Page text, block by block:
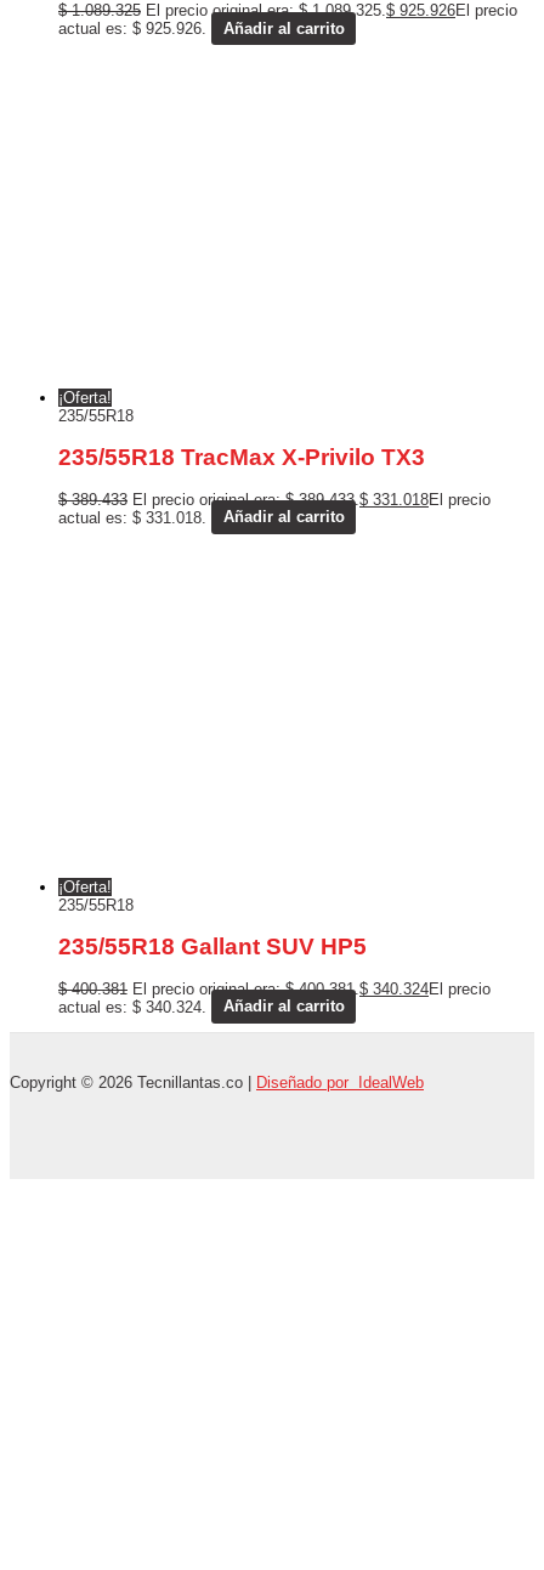
$1.089.325 El precio original era: $ 1.089.325.$ 925.926El precio
actual es: $ 925.926.
Añadir al carrito
¡Oferta!
235/55R18
235/55R18 TracMax X-Privilo TX3
$389.433 El precio original era: $ 389.433. $ 331.018El precio
actual es: $ 331.018.
Añadir al carrito
¡Oferta!
235/55R18
235/55R18 Gallant SUV HP5
$400.381 El precio original era: $ 400.381. $ 340.324El precio
actual es: $ 340.324.
Añadir al carrito
Copyright © 2026 Tecnillantas.co | Diseñado por IdealWeb